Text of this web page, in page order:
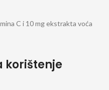
C i 10 mg ekstrakta voća
korištenje